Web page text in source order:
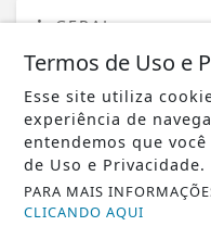
GERAL
Palotina mobiliza
Lilás com ações
Termos de Uso e
Esse site utiliza
experiência de
entendemos que
de Uso e Privacidade.
PARA MAIS
CLICANDO AQUI